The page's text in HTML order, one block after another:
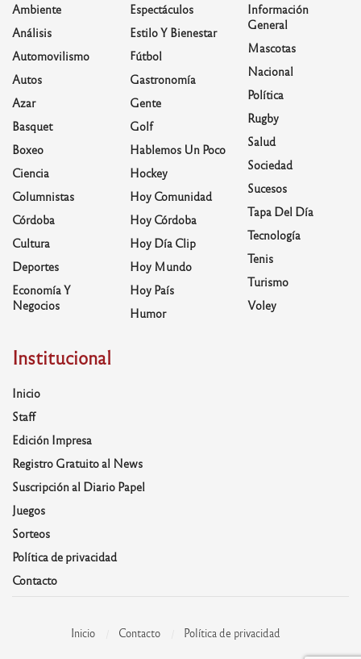
Ambiente
Análisis
Automovilismo
Autos
Azar
Basquet
Boxeo
Ciencia
Columnistas
Córdoba
Cultura
Deportes
Economía Y
Negocios
Espectáculos
Estilo Y Bienestar
Fútbol
Gastronomía
Gente
Golf
Hablemos Un Poco
Hockey
Hoy Comunidad
Hoy Córdoba
Hoy Día Clip
Hoy Mundo
Hoy País
Humor
Información
General
Mascotas
Nacional
Política
Rugby
Salud
Sociedad
Sucesos
Tapa Del Día
Tecnología
Tenis
Turismo
Voley
Institucional
Inicio
Staff
Edición Impresa
Registro Gratuito al News
Suscripción al Diario Papel
Juegos
Sorteos
Política de privacidad
Contacto
Inicio Contacto Política de privacidad